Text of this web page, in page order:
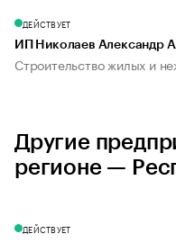
ДЕЙСТВУЕТ
ИП Николаев Александр
Строительство жилых и
Другие
регионе —
ДЕЙСТВУЕТ